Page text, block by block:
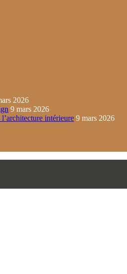
2026
9 mars 2026
intérieure 9 mars 2026